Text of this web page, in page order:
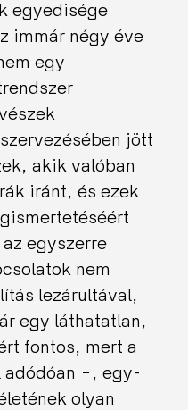
egyedisége
immár négy éve
egy
jött
akik valóban
iránt, és ezek
egyszerre
nem
lezárultával,
egy láthatatlan,
fontos, mert a
adódóan −, egy-
olyan